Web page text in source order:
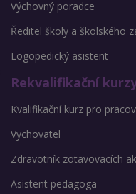
Výchovný poradce
Ředitel školy a školského
Logopedický asistent
Rekvalifikační
Kvalifikační kurz pro
Vychovatel
Zdravotník zotavovacích
Asistent pedagoga